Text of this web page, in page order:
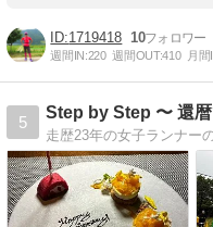
1719418 10
週間IN:220 週間OUT:410 月間
5
Step by Step 〜 還